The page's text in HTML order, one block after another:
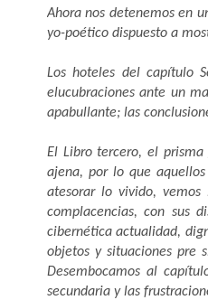
Ahora nos detenemos en
yo-poético dispuesto a
Los hoteles del capítulo
elucubraciones ante un
apabullante; las
El Libro tercero, el
ajena, por lo que
atesorar lo vivido,
complacencias, con sus
cibernética actualidad,
objetos y situaciones pre
Desembocamos al
secundaria y las